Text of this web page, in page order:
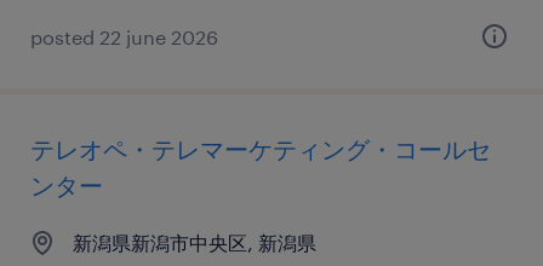
posted 22 june 2026
テレオペ・テレマーケティング・コールセ
ンター
新潟県新潟市中央区, 新潟県